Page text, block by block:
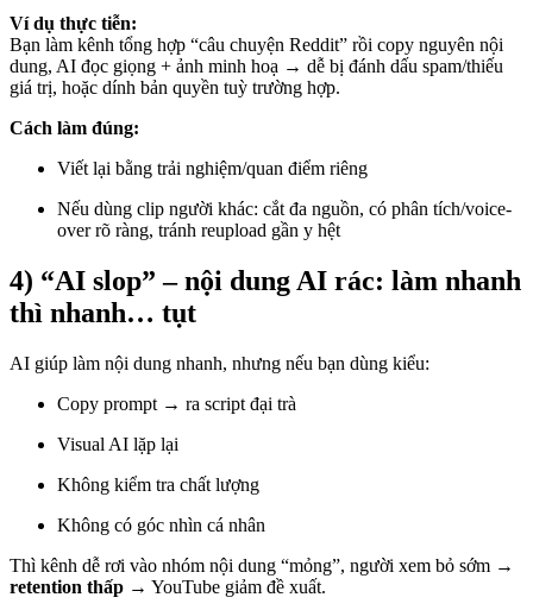
Ví dụ thực tiễn:
Bạn làm kênh tổng hợp “câu chuyện Reddit” rồi copy nguyên nội
dung, AI đọc giọng + ảnh minh hoạ → dễ bị đánh dấu spam/thiếu
giá trị, hoặc dính bản quyền tuỳ trường hợp.
Cách làm đúng:
Viết lại bằng trải nghiệm/quan điểm riêng
Nếu dùng clip người khác: cắt đa nguồn, có phân tích/voice-
over rõ ràng, tránh reupload gần y hệt
4) “AI slop” – nội dung AI rác: làm nhanh
thì nhanh… tụt
AI giúp làm nội dung nhanh, nhưng nếu bạn dùng kiểu:
Copy prompt → ra script đại trà
Visual AI lặp lại
Không kiểm tra chất lượng
Không có góc nhìn cá nhân
Thì kênh dễ rơi vào nhóm nội dung “mỏng”, người xem bỏ sớm →
retention thấp → YouTube giảm đề xuất.